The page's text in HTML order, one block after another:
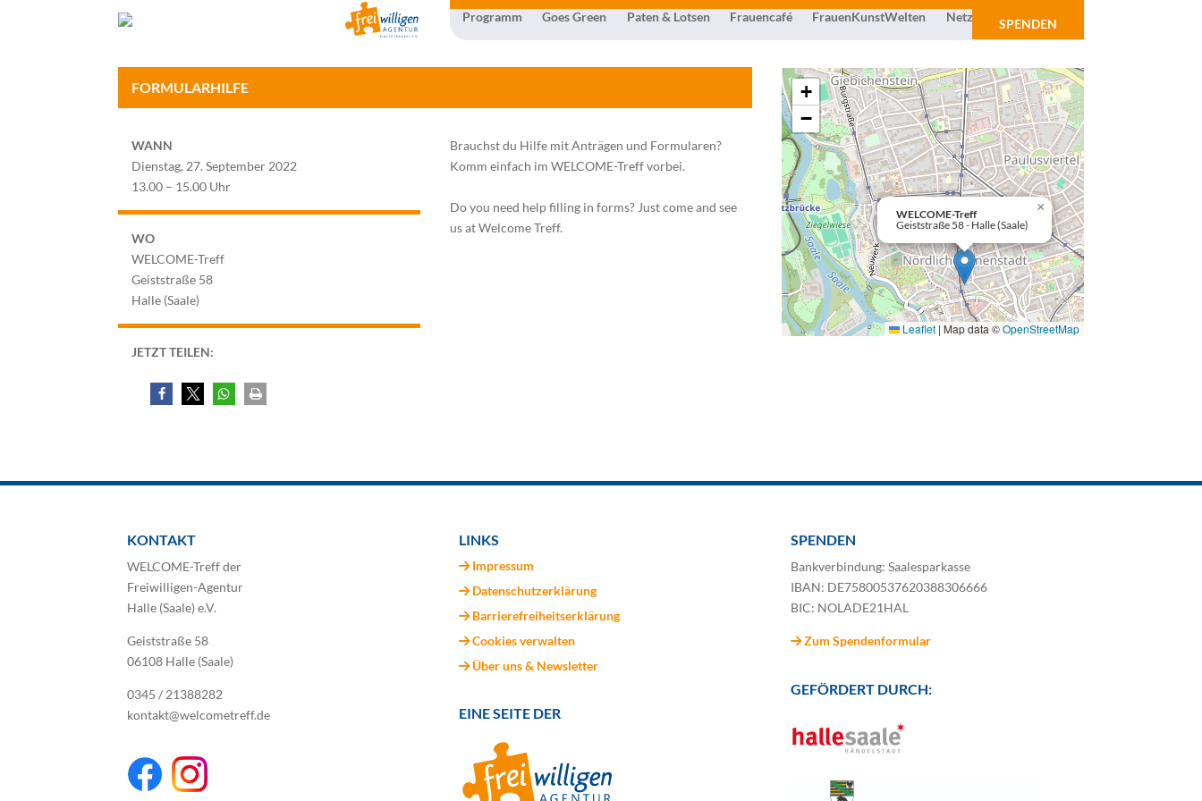
Programm Goes Green Paten & Lotsen Frauencafé FrauenKunstWelten Netzwerk Über uns
SPENDEN
FORMULARHILFE
WANN
Dienstag, 27. September 2022
13.00 – 15.00 Uhr
WO
WELCOME-Treff
Geiststraße 58
Halle (Saale)
JETZT TEILEN:
Brauchst du Hilfe mit Anträgen und Formularen?
Komm einfach im WELCOME-Treff vorbei.
Do you need help filling in forms? Just come and see
us at Welcome Treff.
WELCOME-Treff
Geiststraße 58 - Halle (Saale)
×
+
−
Leaflet | Map data ©OpenStreetMap
KONTAKT
WELCOME-Treff der
Freiwilligen-Agentur
Halle (Saale) e.V.
Geiststraße 58
06108 Halle (Saale)
0345 / 21388282
kontakt@welcometreff.de
LINKS
Impressum
Datenschutzerklärung
Barrierefreiheitserklärung
Cookies verwalten
Über uns & Newsletter
EINE SEITE DER
SPENDEN
Bankverbindung: Saalesparkasse
IBAN: DE75800537620388306666
BIC: NOLADE21HAL
Zum Spendenformular
GEFÖRDERT DURCH: